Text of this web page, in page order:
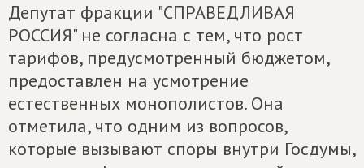
Депутат фракции "СПРАВЕДЛИВАЯ
РОССИЯ" не согласна с тем, что рост
тарифов, предусмотренный бюджетом,
предоставлен на усмотрение
естественных монополистов. Она
отметила, что одним из вопросов,
которые вызывают споры внутри Госдумы,